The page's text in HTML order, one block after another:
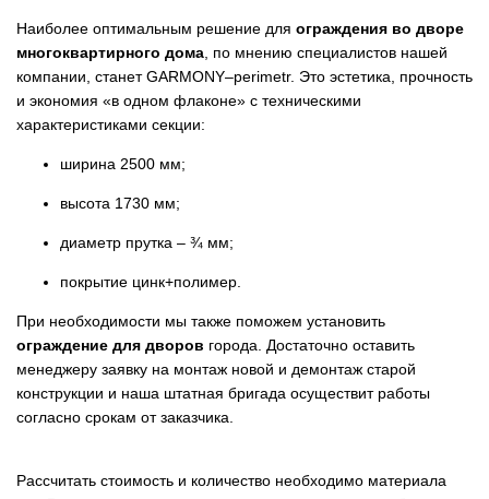
Наиболее оптимальным решение для ограждения во дворе
многоквартирного дома, по мнению специалистов нашей
компании, станет GARMONY–perimetr. Это эстетика, прочность
и экономия «в одном флаконе» с техническими
характеристиками секции:
ширина 2500 мм;
высота 1730 мм;
диаметр прутка – ¾ мм;
покрытие цинк+полимер.
При необходимости мы также поможем установить
ограждение для дворов города. Достаточно оставить
менеджеру заявку на монтаж новой и демонтаж старой
конструкции и наша штатная бригада осуществит работы
согласно срокам от заказчика.
Рассчитать стоимость и количество необходимо материала